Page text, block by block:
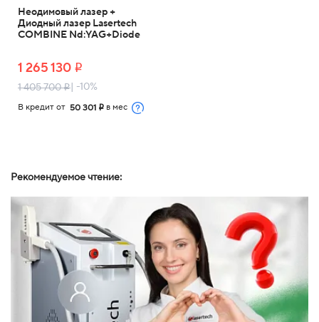
Неодимовый лазер +
Диодный лазер Lasertech
COMBINE Nd:YAG+Diode
1 265 130 i
1 405 700i| -10%
В кредит от 50 301 i в мес
Рекомендуемое чтение: